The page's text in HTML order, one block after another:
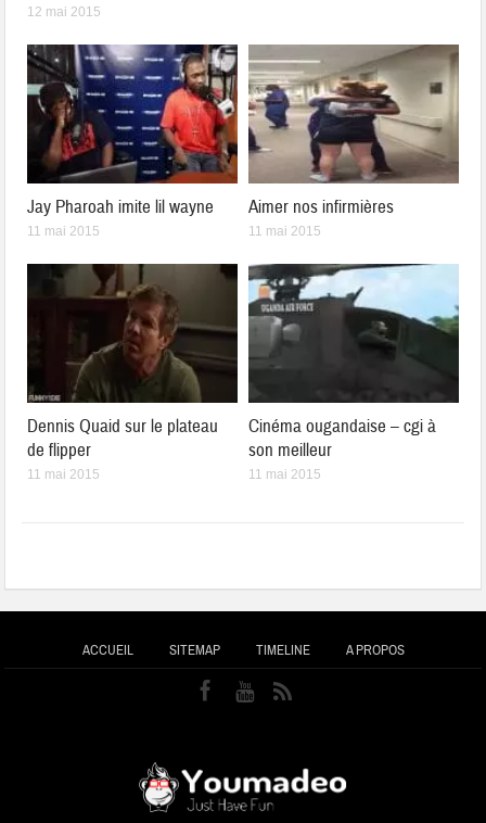
12 mai 2015
Jay Pharoah imite lil wayne
11 mai 2015
Aimer nos infirmières
11 mai 2015
Dennis Quaid sur le plateau
de flipper
11 mai 2015
Cinéma ougandaise – cgi à
son meilleur
11 mai 2015
ACCUEIL SITEMAP TIMELINE A PROPOS